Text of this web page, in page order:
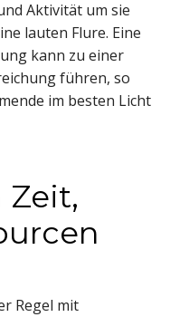
Aktivität um sie
lauten Flure. Eine
kann zu einer
führen, so
im besten Licht
Zeit,
Regel mit